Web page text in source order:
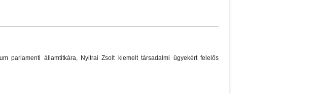
parlamenti államtitkára, Nyitrai Zsolt kiemelt társadalmi ügyekért felelős